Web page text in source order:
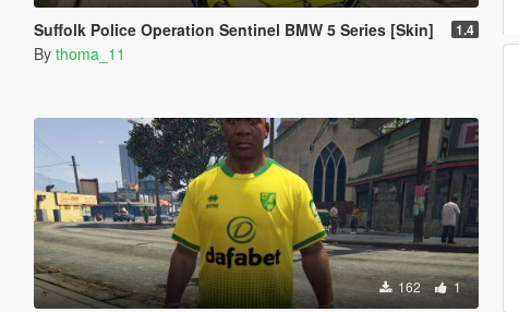
Suffolk Police Operation Sentinel BMW 5 Series [Skin] 1.4
By thoma_11
162 1